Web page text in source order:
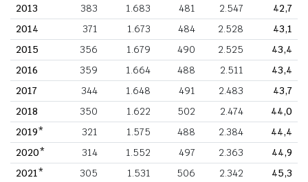
2013
383 1.683 481 2.547
42,7
2014
371 1.673 484 2.528
43,1
2015
356 1.679 490 2.525
43,4
2016
359 1.664 488 2.511
43,4
2017
344 1.648 491 2.483
43,7
2018
350 1.622 502 2.474
44,0
2019*
321 1.575 488 2.384
44,4
2020*
314 1.552 497 2.363
44,9
2021*
305 1.531 506 2.342
45,3